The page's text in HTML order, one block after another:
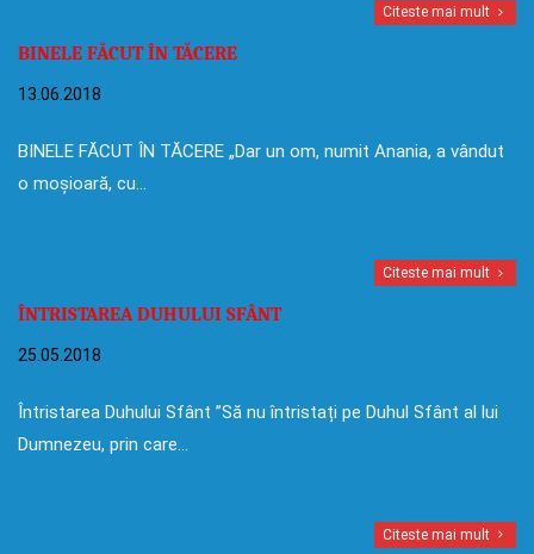
Citeste mai mult
BINELE FĂCUT ÎN TĂCERE
13.06.2018
BINELE FĂCUT ÎN TĂCERE „Dar un om, numit Anania, a vândut
o moșioară, cu…
Citeste mai mult
ÎNTRISTAREA DUHULUI SFÂNT
25.05.2018
Întristarea Duhului Sfânt ”Să nu întristați pe Duhul Sfânt al lui
Dumnezeu, prin care…
Citeste mai mult